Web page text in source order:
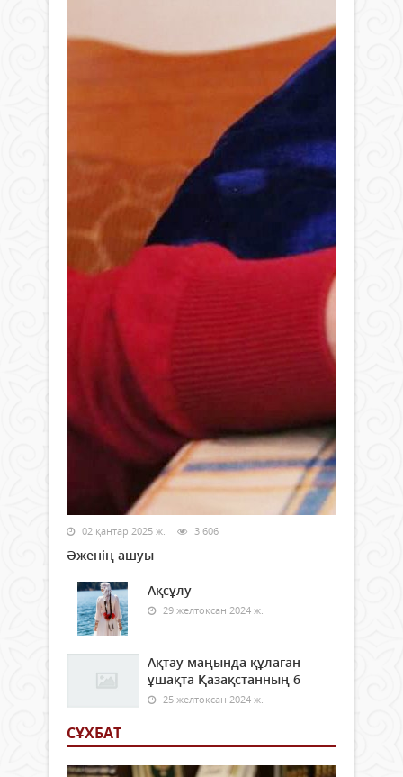
02 қаңтар 2025 ж. 3 606
Әженің ашуы
Ақсұлу
29 желтоқсан 2024 ж.
Ақтау маңында құлаған
ұшақта Қазақстанның 6
25 желтоқсан 2024 ж.
СҰХБАТ